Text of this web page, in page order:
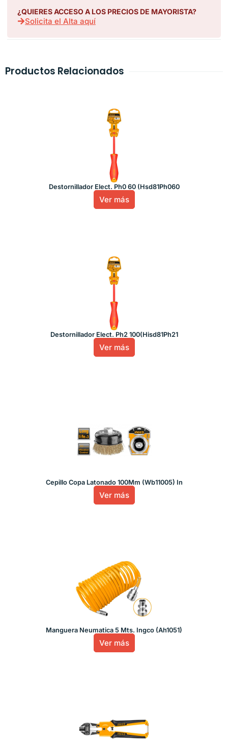
¿QUIERES ACCESO A LOS PRECIOS DE MAYORISTA?
Solicita el Alta aquí
Productos Relacionados
Destornillador Elect. Ph0 60 (Hsd81Ph060
Ver más
Destornillador Elect. Ph2 100(Hisd81Ph21
Ver más
Cepillo Copa Latonado 100Mm (Wb11005) In
Ver más
Manguera Neumatica 5 Mts. Ingco (Ah1051)
Ver más